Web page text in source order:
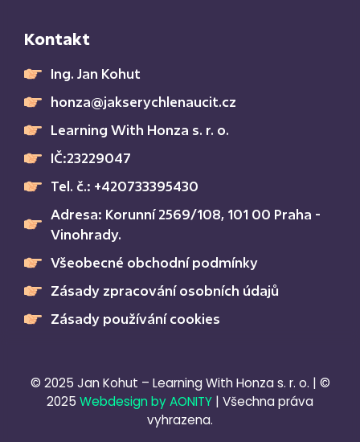
Kontakt
Ing. Jan Kohut
honza@jakserychlenaucit.cz
Learning With Honza s. r. o.
IČ:23229047
Tel. č.: +420733395430
Adresa: Korunní 2569/108, 101 00 Praha -
Vinohrady.
Všeobecné obchodní podmínky
Zásady zpracování osobních údajů
Zásady používání cookies
© 2025 Jan Kohut – Learning With Honza s. r. o. | ©
2025 Webdesign by AONITY | Všechna práva
vyhrazena.